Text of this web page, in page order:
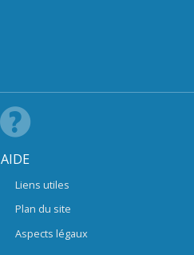
AIDE
Liens utiles
Plan du site
Aspects légaux